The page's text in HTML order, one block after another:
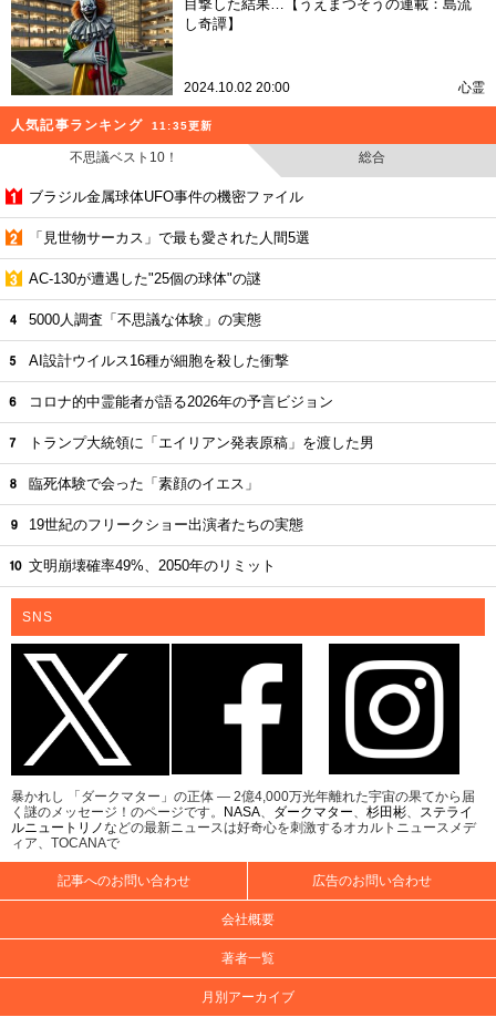
目撃した結果…【うえまつそうの連載：島流
し奇譚】
2024.10.02 20:00 心霊
人気記事ランキング 11:35更新
不思議ベスト10！ 総合
ブラジル金属球体UFO事件の機密ファイル
「見世物サーカス」で最も愛された人間5選
AC-130が遭遇した"25個の球体"の謎
5000人調査「不思議な体験」の実態
AI設計ウイルス16種が細胞を殺した衝撃
コロナ的中霊能者が語る2026年の予言ビジョン
トランプ大統領に「エイリアン発表原稿」を渡した男
臨死体験で会った「素顔のイエス」
19世紀のフリークショー出演者たちの実態
文明崩壊確率49%、2050年のリミット
SNS
暴かれし 「ダークマター」の正体 ― 2億4,000万光年離れた宇宙の果てから届
く謎のメッセージ！のページです。 NASA、 ダークマター、 杉田彬、 ステライ
ルニュートリノなどの最新ニュースは好奇心を刺激するオカルトニュースメデ
ィア、TOCANAで
記事へのお問い合わせ 広告のお問い合わせ
会社概要
著者一覧
月別アーカイブ